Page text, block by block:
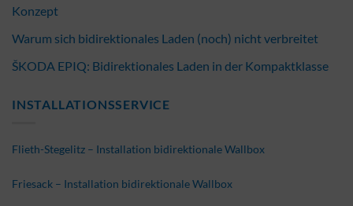
Konzept
Warum sich bidirektionales Laden (noch) nicht verbreitet
ŠKODA EPIQ: Bidirektionales Laden in der Kompaktklasse
INSTALLATIONSSERVICE
Flieth-Stegelitz – Installation bidirektionale Wallbox
Friesack – Installation bidirektionale Wallbox